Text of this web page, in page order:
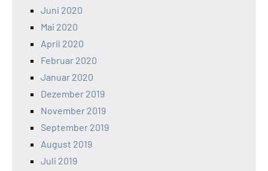
Juni 2020
Mai 2020
April 2020
Februar 2020
Januar 2020
Dezember 2019
November 2019
September 2019
August 2019
Juli 2019